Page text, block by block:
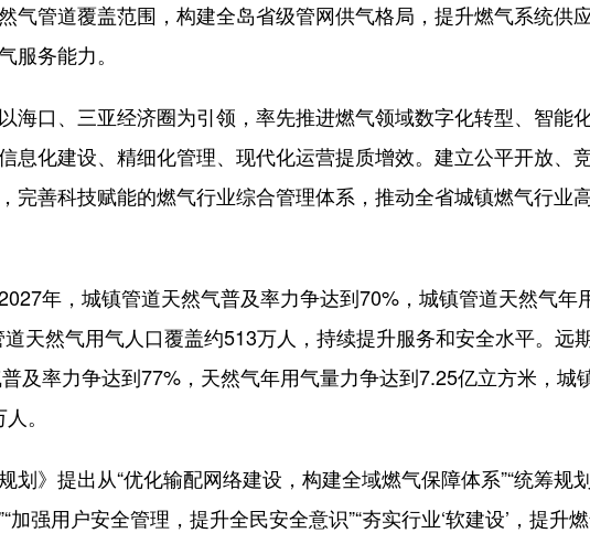
气管道覆盖范围，构建全岛省级管网供气格局，提升燃气系统供
服务能力。
口、三亚经济圈为引领，率先推进燃气领域数字化转型、智能
息化建设、精细化管理、现代化运营提质增效。建立公平开放、竞
完善科技赋能的燃气行业综合管理体系，推动全省城镇燃气行业
年，城镇管道天然气普及率力争达到70%，城镇管道天然气年
天然气用气人口覆盖约513万人，持续提升服务和安全水平。远
及率力争达到77%，天然气年用气量力争达到7.25亿立方米，城
。
》提出从“优化输配网络建设，构建全域燃气保障体系”“统筹规
加强用户安全管理，提升全民安全意识”“夯实行业‘软建设’，提升